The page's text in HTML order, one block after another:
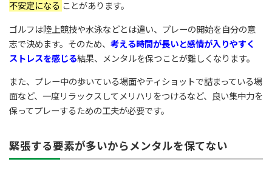
不安定になる ことがあります。
ゴルフは陸上競技や水泳などとは違い、プレーの開始を自分の意
志で決めます。そのため、 考える時間が長いと感情が入りやすく
ストレスを感じる結果、メンタルを保つことが難しくなります。
また、プレー中の歩いている場面やティショットで詰まっている場
面など、一度リラックスしてメリハリをつけるなど、良い集中力を
保ってプレーするための工夫が必要です。
緊張する要素が多いからメンタルを保てない